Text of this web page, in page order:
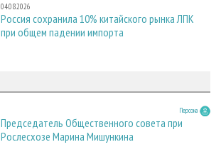
04.08.2026
Россия сохранила 10% китайского рынка ЛПК
при общем падении импорта
Персона
Председатель Общественного совета при
Рослесхозе Марина Мишункина